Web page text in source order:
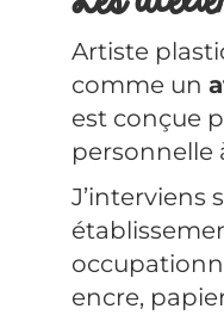
Artiste
comme un
est conçue
personnelle
J’interviens
encre,